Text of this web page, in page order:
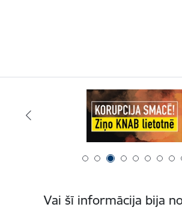
Vai šī informācija bija